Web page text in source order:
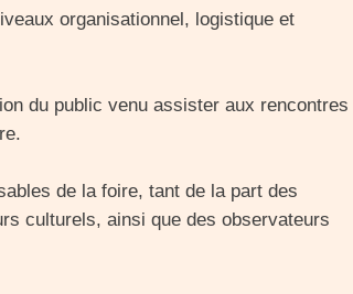
organisationnel, logistique et
du public venu assister aux rencontres
de la foire, tant de la part des
culturels, ainsi que des observateurs